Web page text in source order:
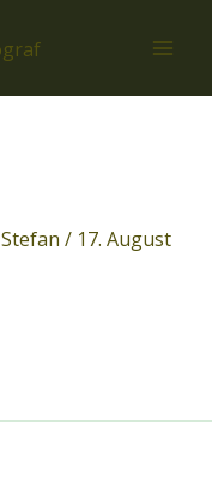
Stefan / 17. August